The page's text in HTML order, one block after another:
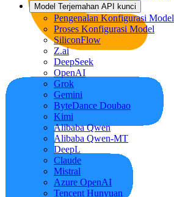
Model Terjemahan API kunci
Pengenalan Konfigurasi Model
Proses Konfigurasi Model
SiliconFlow
Z.ai
DeepSeek
OpenAI
Grok
Gemini
ByteDance Doubao
Kimi
Alibaba Qwen
Alibaba Qwen-MT
DeepL
Claude
Mistral
Azure OpenAI
Tencent Hunyuan